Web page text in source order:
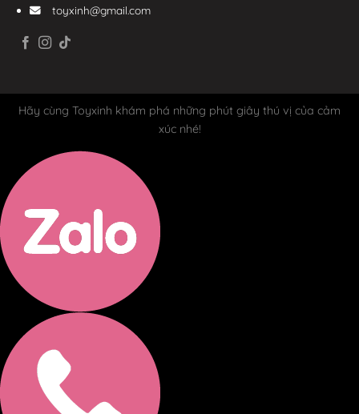
toyxinh@gmail.com
Hãy cùng Toyxinh khám phá những phút giây thú vị của cảm
xúc nhé!